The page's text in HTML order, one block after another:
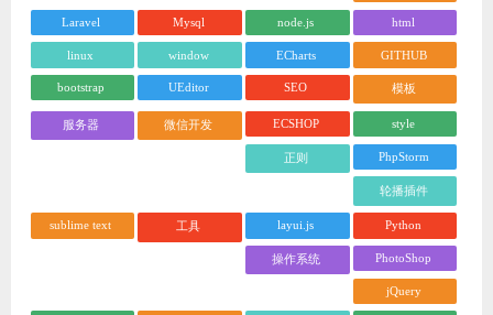
Laravel Mysql node.js html
linux window ECharts GITHUB
bootstrap UEditor SEO 模板
服务器 微信开发 ECSHOP style
正则 PhpStorm
轮播插件
sublime text 工具 layui.js Python
操作系统 PhotoShop
jQuery